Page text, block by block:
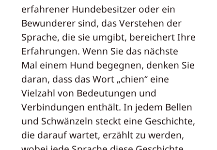
erfahrener Hundebesitzer oder ein
Bewunderer sind, das Verstehen der
Sprache, die sie umgibt, bereichert Ihre
Erfahrungen. Wenn Sie das nächste
Mal einem Hund begegnen, denken Sie
daran, dass das Wort „chien“ eine
Vielzahl von Bedeutungen und
Verbindungen enthält. In jedem Bellen
und Schwänzeln steckt eine Geschichte,
die darauf wartet, erzählt zu werden,